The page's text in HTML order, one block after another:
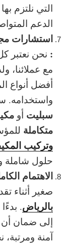
التي نلتزم
الدعم
استشارات
: نحن نعتبر
مع عملائنا،
أفضل أنواع
واستخدامه.
سبليت أو
متكاملة
وتركيب
حلول
الاهتمام
صغير أثناء
بالرياض.
إلى ضمان أن
آمنة